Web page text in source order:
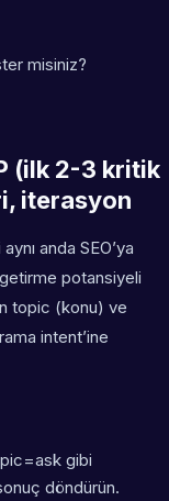
misiniz?
(ilk 2-3 kritik
iterasyon
anda SEO’ya
potansiyeli
topic (konu) ve
intent’ine
gibi
döndürün.